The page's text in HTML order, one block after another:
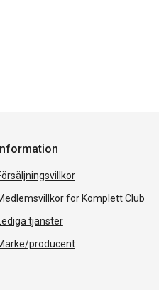
for Komplett Club
tjänster
producent